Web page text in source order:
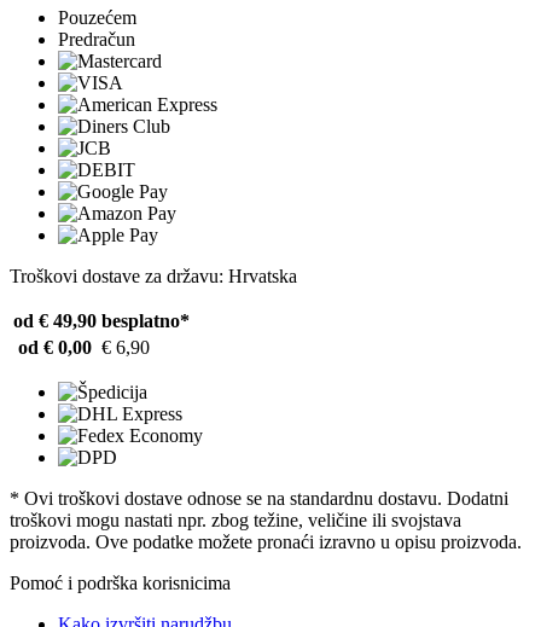
Pouzećem
Predračun
Troškovi dostave za državu: Hrvatska
od € 49,90 besplatno*
od € 0,00 € 6,90
* Ovi troškovi dostave odnose se na standardnu ​​dostavu. Dodatni
troškovi mogu nastati npr. zbog težine, veličine ili svojstava
proizvoda. Ove podatke možete pronaći izravno u opisu proizvoda.
Pomoć i podrška korisnicima